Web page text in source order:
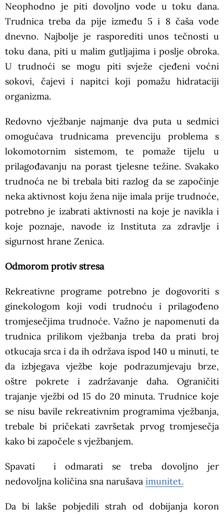
Neophodno je piti dovoljno vode u toku dana.
Trudnica treba da pije između 5 i 8 čaša vode
dnevno. Najbolje je rasporediti unos tečnosti u
toku dana, piti u malim gutljajima i poslje obroka.
U trudnoći se mogu piti svježe cjeđeni voćni
sokovi, čajevi i napitci koji pomažu hidrataciji
organizma.
Redovno vježbanje najmanje dva puta u sedmici
omogućava trudnicama prevenciju problema s
lokomotornim sistemom, te pomaže tijelu u
prilagođavanju na porast tjelesne težine. Svakako
trudnoća ne bi trebala biti razlog da se započinje
neka aktivnost koju žena nije imala prije trudnoće,
potrebno je izabrati aktivnosti na koje je navikla i
koje poznaje, navode iz Instituta za zdravlje i
sigurnost hrane Zenica.
Odmorom protiv stresa
Rekreativne programe potrebno je dogovoriti s
ginekologom koji vodi trudnoću i prilagođeno
tromjesečjima trudnoće. Važno je napomenuti da
trudnica prilikom vježbanja treba da prati broj
otkucaja srca i da ih održava ispod 140 u minuti, te
da izbjegava vježbe koje podrazumjevaju brze,
oštre pokrete i zadržavanje daha. Ograničiti
trajanje vježbi od 15 do 20 minuta. Trudnice koje
se nisu bavile rekreativnim programima vježbanja,
trebale bi pričekati završetak prvog tromjesečja
kako bi započele s vježbanjem.
Spavati i odmarati se treba dovoljno jer
nedovoljna količina sna narušava imunitet.
Da bi lakše pobjedili strah od dobijanja koron